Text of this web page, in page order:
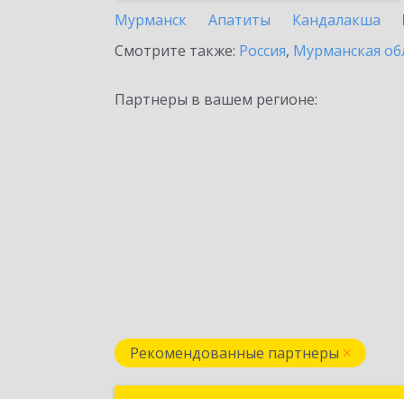
Мурманск
Апатиты Кандалакша
Смотрите также: Россия, Мурманская
Партнеры в вашем регионе:
Рекомендованные партнеры